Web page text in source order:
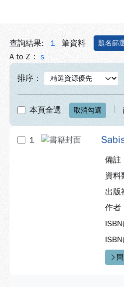
查詢結果: 1 筆資料 題名篩
A to Z： s
排序：
本頁全選 取消勾選
1
備註
資料
出版
作者
快速